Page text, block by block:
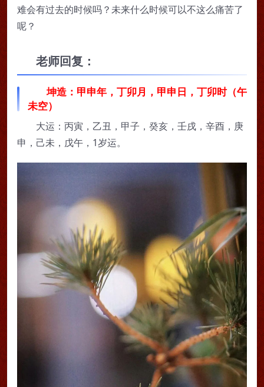
难会有过去的时候吗？未来什么时候可以不这么痛苦了
呢？
老师回复：
坤造：甲申年，丁卯月，甲申日，丁卯时（午
未空）
大运：丙寅，乙丑，甲子，癸亥，壬戌，辛酉，庚
申，己未，戊午，1岁运。